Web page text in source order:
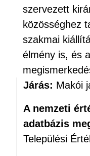
szervezett
közösséghez
szakmai
élmény is, és
Járás: Makói
A nemzeti
adatbázis
Települési